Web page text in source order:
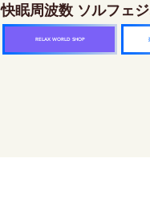
快眠周波数 ソルフェ
RELAX WORLD SHOP